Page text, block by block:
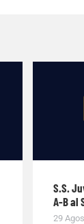
S.S.
A-B al
29